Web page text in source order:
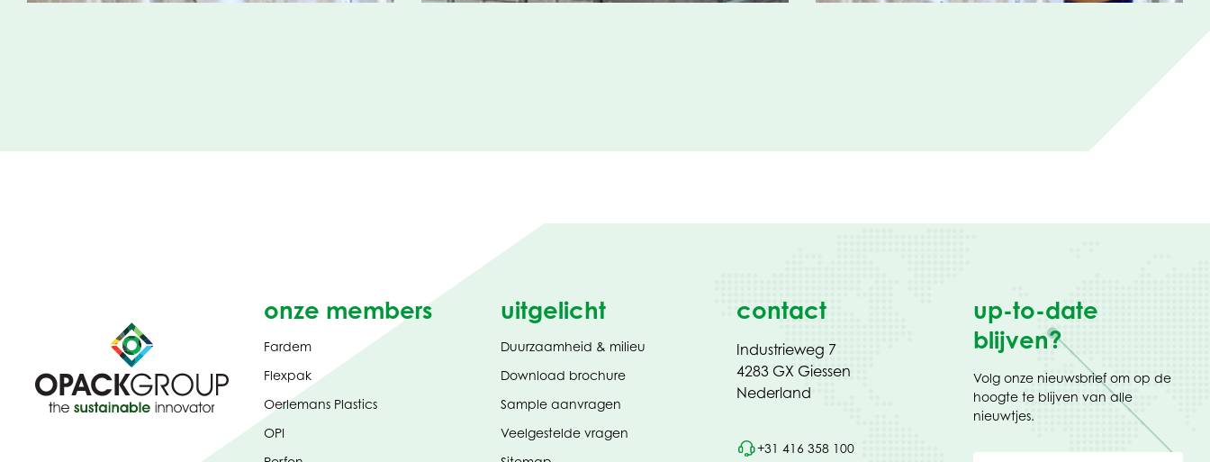
onze members
Fardem
Flexpak
Oerlemans Plastics
OPI
uitgelicht
Duurzaamheid & milieu
Download brochure(opent
Sample aanvragen
Veelgestelde vragen
contact
Industrieweg 7
4283 GX Giessen
Nederland
+31 416 358 100
up-to-date
blijven?
Volg onze nieuwsbrief om op de
hoogte te blijven van alle
nieuwtjes.